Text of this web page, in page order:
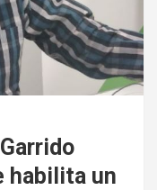
habilita un